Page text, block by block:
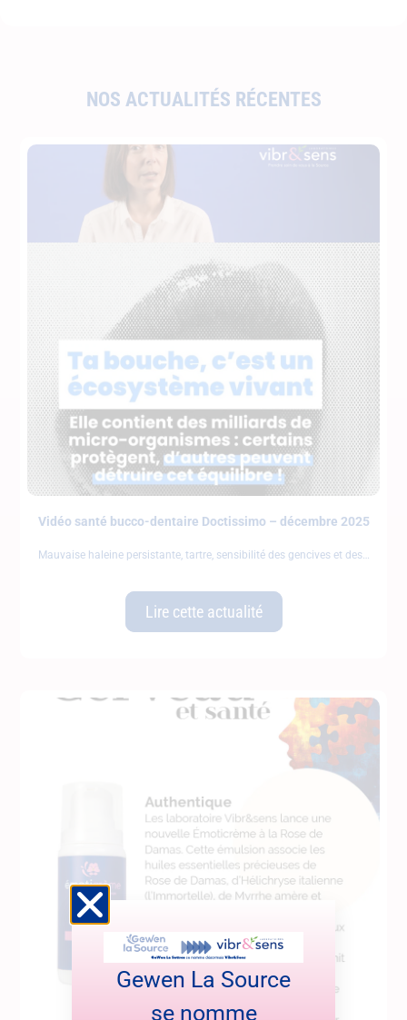
NOS ACTUALITÉS RÉCENTES
Vidéo santé bucco-dentaire Doctissimo – décembre 2025
Mauvaise haleine persistante, tartre, sensibilité des gencives et des
Lire cette actualité
Gewen La Source
se nomme